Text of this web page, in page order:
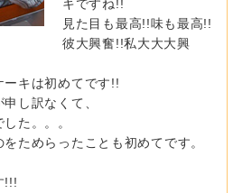
キですね!!
見た目も最高!!味も最高!!
彼大興奮!!私大大大興
ーキは初めてです!!
し訳なくて、
た。。。
ためらったことも初めてです。
!!!